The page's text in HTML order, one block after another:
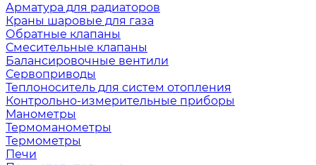
Арматура для радиаторов
Краны шаровые для газа
Обратные клапаны
Смесительные клапаны
Балансировочные вентили
Сервоприводы
Теплоноситель для систем отопления
Контрольно-измерительные приборы
Манометры
Термоманометры
Термометры
Печи